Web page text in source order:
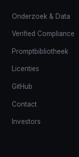
Onderzoek & Data
Verified Compliance
Promptbibliotheek
Licenties
GitHub
Contact
Investors